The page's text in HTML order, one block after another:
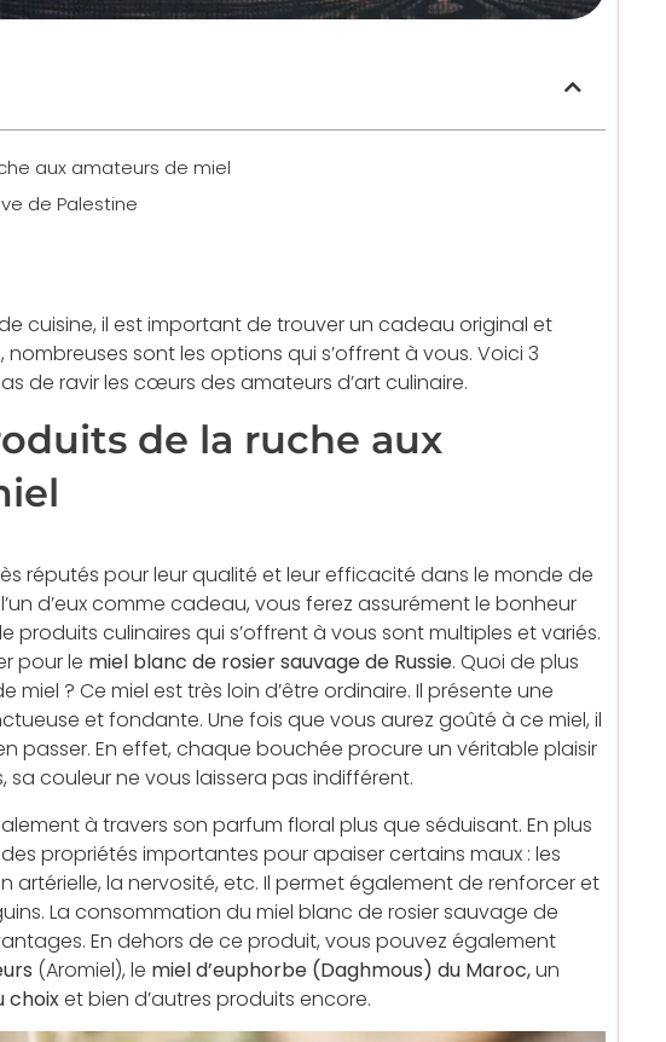
aux amateurs de miel
de Palestine
cuisine, il est important de trouver un cadeau original et
sont les options qui s’offrent à vous. Voici 3
de ravir les cœurs des amateurs d’art culinaire.
de la ruche aux
réputés pour leur qualité et leur efficacité dans le monde de
d’eux comme cadeau, vous ferez assurément le bonheur
produits culinaires qui s’offrent à vous sont multiples et variés.
pour le miel blanc de rosier sauvage de Russie. Quoi de plus
? Ce miel est très loin d’être ordinaire. Il présente une
et fondante. Une fois que vous aurez goûté à ce miel, il
passer. En effet, chaque bouchée procure un véritable plaisir
sa couleur ne vous laissera pas indifférent.
à travers son parfum floral plus que séduisant. En plus
propriétés importantes pour apaiser certains maux : les
artérielle, la nervosité, etc. Il permet également de renforcer et
La consommation du miel blanc de rosier sauvage de
En dehors de ce produit, vous pouvez également
(Aromiel), le miel d’euphorbe (Daghmous) du Maroc,un
choixet bien d’autres produits encore.